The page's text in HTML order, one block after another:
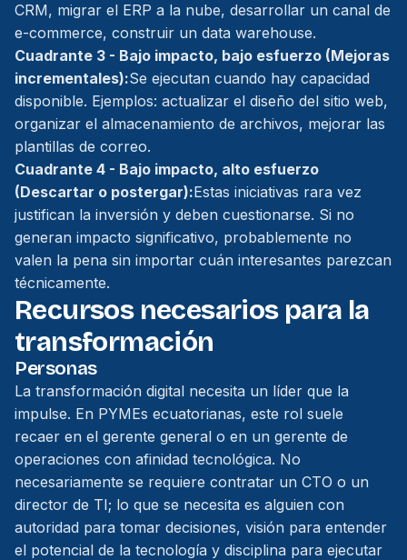
CRM, migrar el ERP a la nube, desarrollar un canal de
e-commerce, construir un data warehouse.
Cuadrante 3 - Bajo impacto, bajo esfuerzo (Mejoras
incrementales):Se ejecutan cuando hay capacidad
disponible. Ejemplos: actualizar el diseño del sitio web,
organizar el almacenamiento de archivos, mejorar las
plantillas de correo.
Cuadrante 4 - Bajo impacto, alto esfuerzo
(Descartar o postergar):Estas iniciativas rara vez
justifican la inversión y deben cuestionarse. Si no
generan impacto significativo, probablemente no
valen la pena sin importar cuán interesantes parezcan
técnicamente.
Recursos necesarios para la
transformación
Personas
La transformación digital necesita un líder que la
impulse. En PYMEs ecuatorianas, este rol suele
recaer en el gerente general o en un gerente de
operaciones con afinidad tecnológica. No
necesariamente se requiere contratar un CTO o un
director de TI; lo que se necesita es alguien con
autoridad para tomar decisiones, visión para entender
el potencial de la tecnología y disciplina para ejecutar